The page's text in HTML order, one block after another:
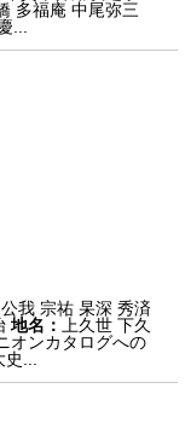
多福庵 中尾弥三
...
我 宗祐 杲深 秀済
地名：
上久世 下久
オンカタログへの
史...